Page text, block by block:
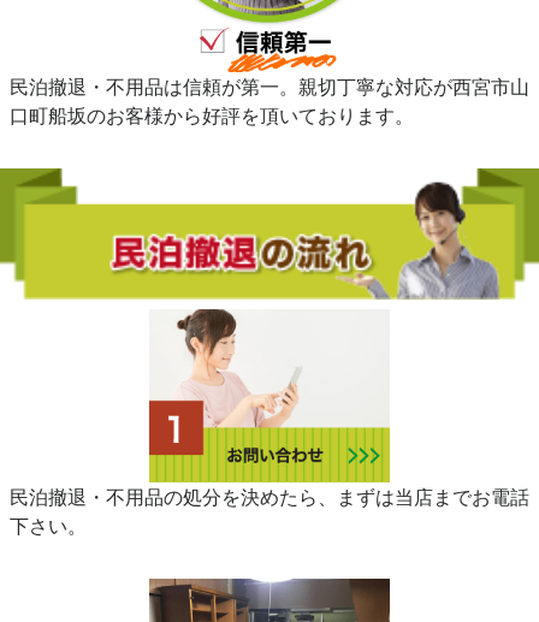
民泊撤退・不用品は信頼が第一。親切丁寧な対応が西宮市山
口町船坂のお客様から好評を頂いております。
民泊撤退・不用品の処分を決めたら、まずは当店までお電話
下さい。